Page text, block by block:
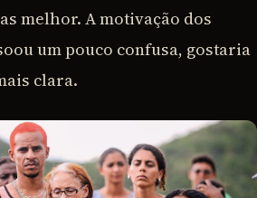
melhor. A motivação dos
um pouco confusa, gostaria
clara.